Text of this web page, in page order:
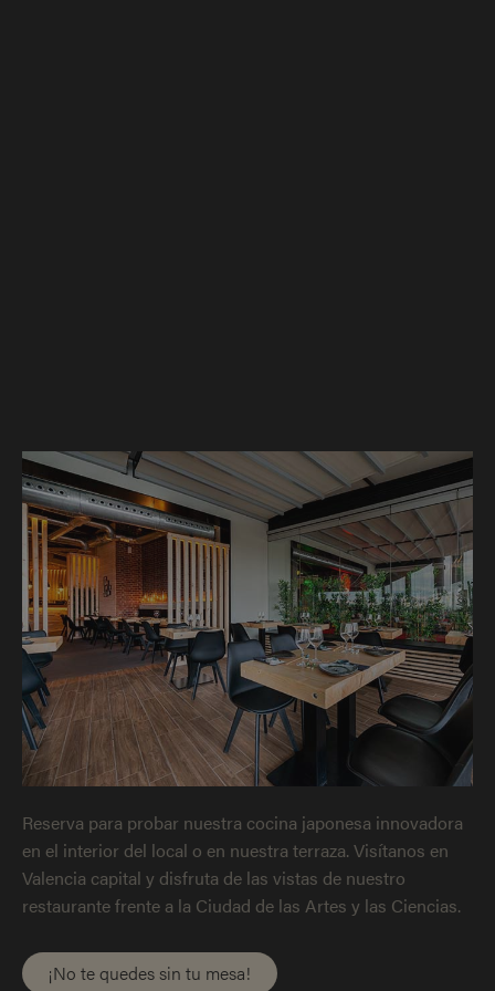
Reserva para probar nuestra cocina japonesa innovadora
en el interior del local o en nuestra terraza. Visítanos en
Valencia capital y disfruta de las vistas de nuestro
restaurante frente a la Ciudad de las Artes y las Ciencias.
¡No te quedes sin tu mesa!